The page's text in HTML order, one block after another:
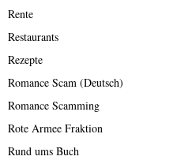
Rente
Restaurants
Rezepte
Romance Scam (Deutsch)
Romance Scamming
Rote Armee Fraktion
Rund ums Buch